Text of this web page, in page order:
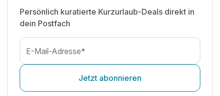
Persönlich kuratierte Kurzurlaub-Deals direkt in
dein Postfach
E-Mail-Adresse*
Jetzt abonnieren